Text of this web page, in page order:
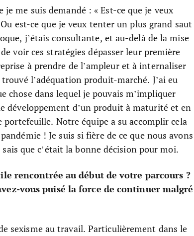
me suis demandé : « Est-ce que je veux
est-ce que je veux tenter un plus grand saut
j’étais consultante, et au-delà de la mise
voir ces stratégies dépasser leur première
à prendre de l’ampleur et à internaliser
l’adéquation produit-marché. J’ai eu
dans lequel je pouvais m’impliquer
développement d’un produit à maturité et en
Notre équipe a su accomplir cela
! Je suis si fière de ce que nous avons
que c’était la bonne décision pour moi.
rencontrée au début de votre parcours ?
vous puisé la force de continuer malgré
sexisme au travail. Particulièrement dans le